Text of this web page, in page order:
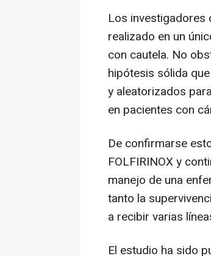
Los investigadores
realizado en un
con cautela. No
hipótesis sólida
y aleatorizados
en pacientes con
De confirmarse
FOLFIRINOX y
manejo de una
tanto la
a recibir varias
El estudio ha sido